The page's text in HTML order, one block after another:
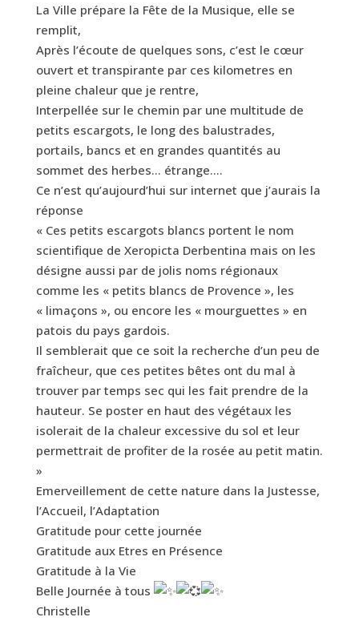
La Ville prépare la Fête de la Musique, elle se
remplit,
Après l’écoute de quelques sons, c’est le cœur
ouvert et transpirante par ces kilometres en
pleine chaleur que je rentre,
Interpellée sur le chemin par une multitude de
petits escargots, le long des balustrades,
portails, bancs et en grandes quantités au
sommet des herbes… étrange….
Ce n’est qu’aujourd’hui sur internet que j’aurais la
réponse
« Ces petits escargots blancs portent le nom
scientifique de Xeropicta Derbentina mais on les
désigne aussi par de jolis noms régionaux
comme les « petits blancs de Provence », les
« limaçons », ou encore les « mourguettes » en
patois du pays gardois.
Il semblerait que ce soit la recherche d’un peu de
fraîcheur, que ces petites bêtes ont du mal à
trouver par temps sec qui les fait prendre de la
hauteur. Se poster en haut des végétaux les
isolerait de la chaleur excessive du sol et leur
permettrait de profiter de la rosée au petit matin.
»
Emerveillement de cette nature dans la Justesse,
l’Accueil, l’Adaptation
Gratitude pour cette journée
Gratitude aux Etres en Présence
Gratitude à la Vie
Belle Journée à tous
Christelle